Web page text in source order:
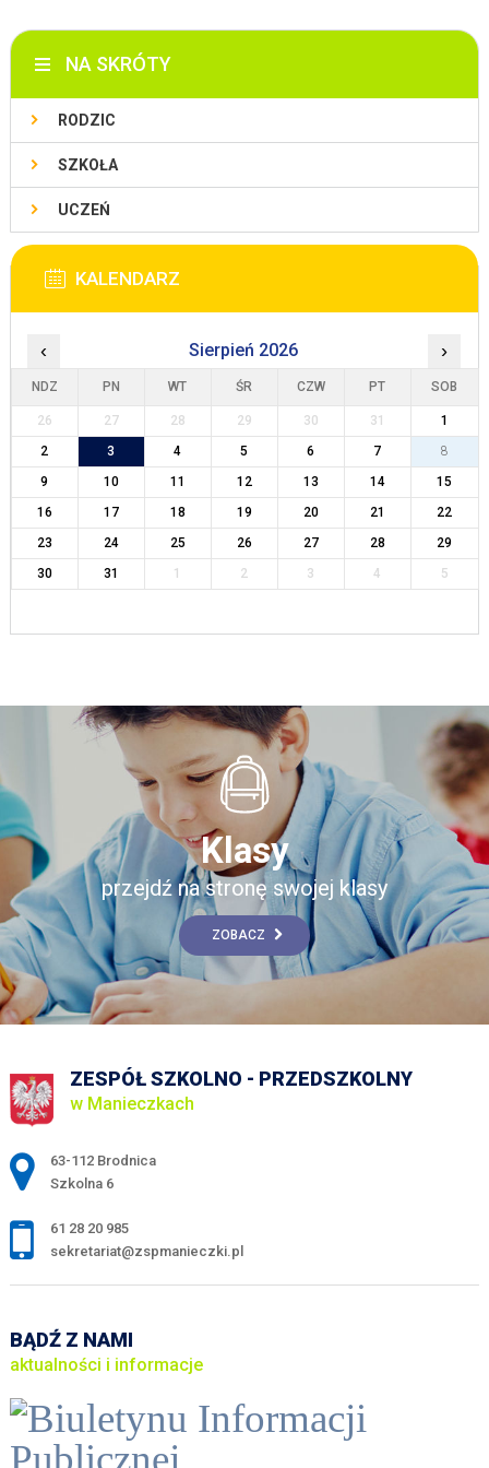
NA SKRÓTY
RODZIC
SZKOŁA
UCZEŃ
KALENDARZ
‹ Sierpień 2026 ›
NDZ PN WT ŚR CZW PT SOB
26 27 28 29 30 31
1
2
3 4 5 6 7
8
9
10 11 12 13 14
15
16
17 18 19 20 21
22
23
24 25 26 27 28
29
30
31 1 2 3 4 5
Klasy
przejdź na stronę swojej klasy
ZOBACZ
ZESPÓŁ SZKOLNO - PRZEDSZKOLNY
w Manieczkach
Adres pocztowy:
63-112 Brodnica
Szkolna 6
61 28 20 985
sekretariat@zspmanieczki.pl
BĄDŹ Z NAMI
aktualności i informacje